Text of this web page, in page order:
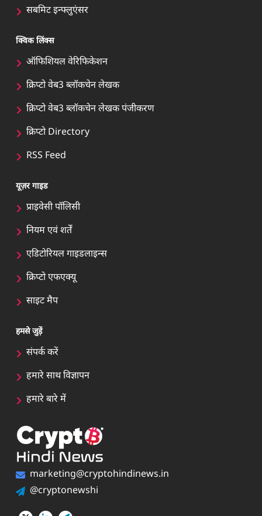
सबमिट इन्फ्लुएंसर
क्विक लिंक्स
ऑफिशियल वेरिफिकेशन
क्रिप्टो वेब3 ब्लॉकचेन लेखक
क्रिप्टो वेब3 ब्लॉकचेन लेखक पंजीकरण
क्रिप्टो Directory
RSS Feed
यूज़र गाइड
प्राइवेसी पॉलिसी
नियम एवं शर्तें
एडिटोरियल गाइडलाइन्स
क्रिप्टो एफएक्यू
साइट मैप
हमसे जुड़ें
संपर्क करें
हमारे साथ विज्ञापन
हमारे बारे में
marketing@cryptohindinews.in
@cryptonewshi